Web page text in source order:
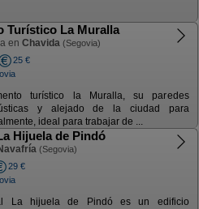
Turístico La Muralla
en Chavida (Segovia)
25 €
turístico la Muralla, su paredes
y alejado de la ciudad para
ideal para trabajar de ...
Hijuela de Pindó
(Segovia)
29 €
La hijuela de Pindó es un edificio